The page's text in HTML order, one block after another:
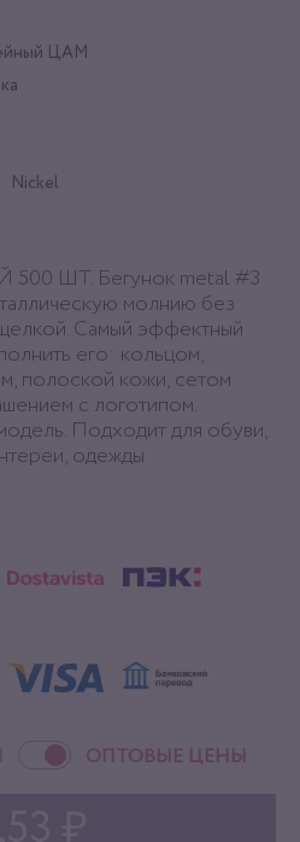
ЦАМ
Nickel
ШТ. Бегунок metal #3
молнию без
Самый эффектный
его: кольцом,
полоской кожи, сетом
с логотипом.
Подходит для обуви,
одежды
ОПТОВЫЕ ЦЕНЫ